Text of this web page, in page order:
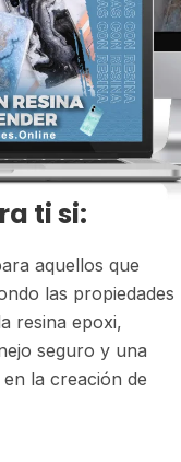
ti si:
aquellos que
las propiedades
resina epoxi,
seguro y una
la creación de